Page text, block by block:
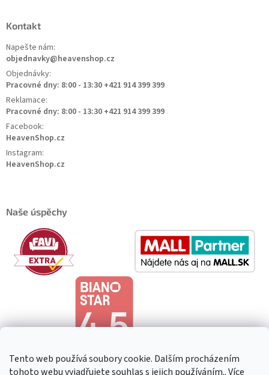
Tento web používá soubory cookie. Dalším procházením
tohoto webu vyjadřujete souhlas s jejich používáním.. Více
Kontakt
Napešte nám:
objednavky@heavenshop.cz
Objednávky:
Pracovné dny: 8:00 - 13:30 +421 914 399 399
Reklamace:
Pracovné dny: 8:00 - 13:30 +421 914 399 399
Facebook:
HeavenShop.cz
Instagram:
HeavenShop.cz
Naše úspěchy